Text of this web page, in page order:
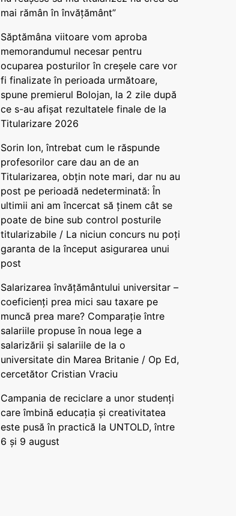
mai rămân în învățământ”
Săptămâna viitoare vom aproba
memorandumul necesar pentru
ocuparea posturilor în creșele care vor
fi finalizate în perioada următoare,
spune premierul Bolojan, la 2 zile după
ce s-au afișat rezultatele finale de la
Titularizare 2026
Sorin Ion, întrebat cum le răspunde
profesorilor care dau an de an
Titularizarea, obțin note mari, dar nu au
post pe perioadă nedeterminată: În
ultimii ani am încercat să ținem cât se
poate de bine sub control posturile
titularizabile / La niciun concurs nu poți
garanta de la început asigurarea unui
post
Salarizarea învățământului universitar –
coeficienți prea mici sau taxare pe
muncă prea mare? Comparație între
salariile propuse în noua lege a
salarizării și salariile de la o
universitate din Marea Britanie / Op Ed,
cercetător Cristian Vraciu
Campania de reciclare a unor studenți
care îmbină educația și creativitatea
este pusă în practică la UNTOLD, între
6 și 9 august